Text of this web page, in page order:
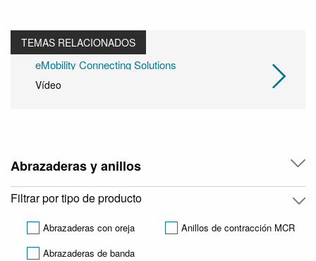
TEMAS RELACIONADOS
eMobility Connecting Solutions
Vídeo
Abrazaderas y anillos
Filtrar por tipo de producto
Abrazaderas con oreja
Anillos de contracción MCR
Abrazaderas de banda